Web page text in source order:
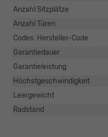
Anzahl Sitzplätze
Anzahl Türen
Codes: Hersteller-Code
Garantiedauer
Garantieleistung
Höchstgeschwindigkeit
Leergewicht
Radstand